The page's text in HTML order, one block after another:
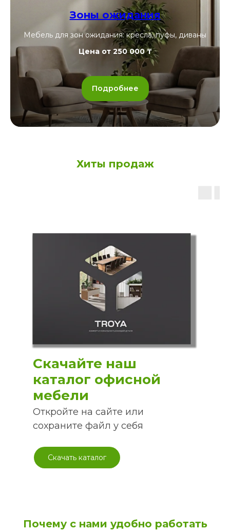
Зоны ожидания
Мебель для зон ожидания: кресла, пуфы, диваны
Цена от 250 000 ₸
Подробнее
Хиты продаж
Скачайте наш
каталог офисной
мебели
Скачать каталог
Откройте на сайте или
сохраните файл у себя
Почему с нами удобно работать